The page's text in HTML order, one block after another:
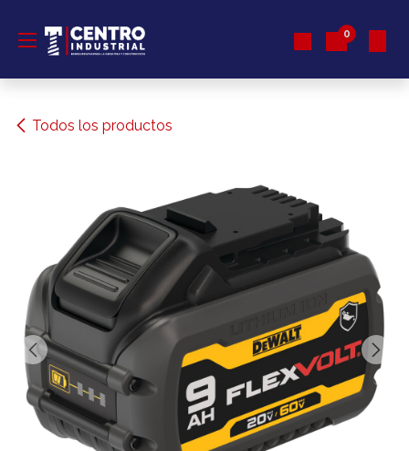
0
Todos los productos